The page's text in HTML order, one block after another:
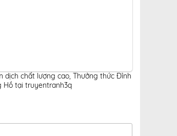
dịch chất lượng cao, Thưởng thức Đỉnh
Hồ tại truyentranh3q